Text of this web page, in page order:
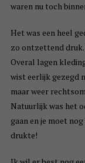
waren nu toch
Het was een heel
zo ontzettend
Overal lagen
wist eerlijk gezegd
maar weer
Natuurlijk was het
gaan en je moet
drukte!